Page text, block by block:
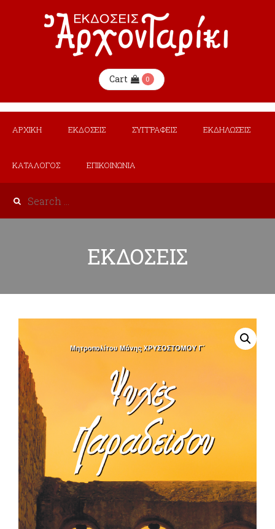
Cart 0
ΑΡΧΙΚΗ ΕΚΔΟΣΕΙΣ ΣΥΓΓΡΑΦΕΙΣ ΕΚΔΗΛΩΣΕΙΣ
ΚΑΤΑΛΟΓΟΣ ΕΠΙΚΟΙΝΩΝΙΑ
ΕΚΔΟΣΕΙΣ